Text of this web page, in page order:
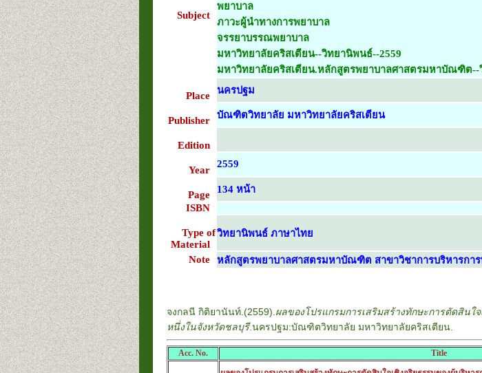
Subject
พยาบาล
ภาวะผู้นำทางการพยาบาล
จรรยาบรรณพยาบาล
มหาวิทยาลัยคริสเตียน--วิทยานิพนธ์--2559
มหาวิทยาลัยคริสเตียน.หลักสูตรพยาบาลศาสตรมหาบัณฑิต--
Place นครปฐม
Publisher บัณฑิตวิทยาลัย มหาวิทยาลัยคริสเตียน
Edition
Year
2559
Page
134 หน้า
ISBN
Type of
Material
วิทยานิพนธ์ ภาษาไทย
Note หลักสูตรพยาบาลศาสตรมหาบัณฑิต สาขาวิชาการบริหารกา
จงกลนี กิติยานันท์.(2559). ผลของโปรแกรมการเสริมสร้างทักษะการตัดสินใ
หนึ่งในจังหวัดชลบุรี.นครปฐม:บัณฑิตวิทยาลัย มหาวิทยาลัยคริสเตียน.
Acc. No. Title